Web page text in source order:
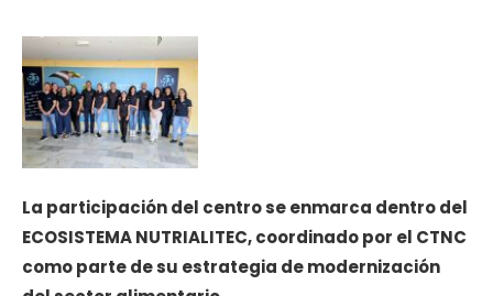
La participación del centro se enmarca dentro del
ECOSISTEMA NUTRIALITEC, coordinado por el CTNC
como parte de su estrategia de modernización